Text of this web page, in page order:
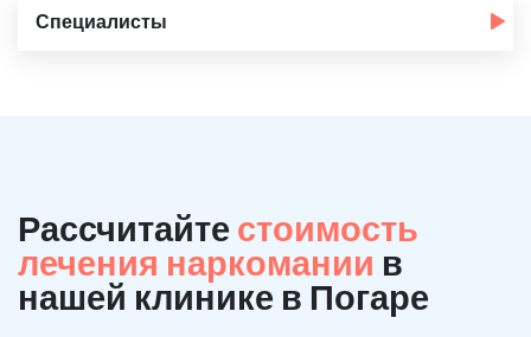
Специалисты
Рассчитайте стоимость
лечения наркомании в
нашей клинике в Погаре